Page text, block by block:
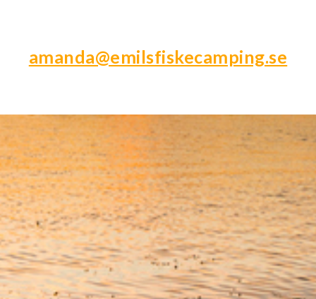
amanda@emilsfiskecamping.se